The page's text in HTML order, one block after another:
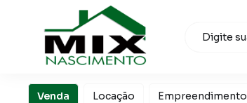
Venda Locação Empreendimento